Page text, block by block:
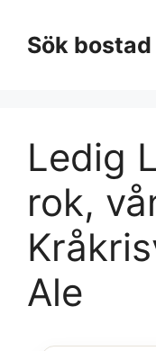
innehållSök bostad
Ledig
rok,
Ale